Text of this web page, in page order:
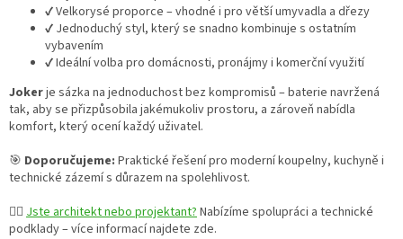
✔️ Velkorysé proporce – vhodné i pro větší umyvadla a dřezy
✔️ Jednoduchý styl, který se snadno kombinuje s ostatním
vybavením
✔️ Ideální volba pro domácnosti, pronájmy i komerční využití
Jokerje sázka na jednoduchost bez kompromisů – baterie navržená
tak, aby se přizpůsobila jakémukoliv prostoru, a zároveň nabídla
komfort, který ocení každý uživatel.
🎯 Doporučujeme: Praktické řešení pro moderní koupelny, kuchyně i
technické zázemí s důrazem na spolehlivost.
👷‍♀️ Jste architekt nebo projektant? Nabízíme spolupráci a technické
podklady – více informací najdete zde.